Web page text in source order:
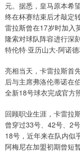
元。据悉，皇马原本希
终在杯赛结束后才敲定
雷拉斯曾在17岁时加入
隆索对球队阵容进行深
特伦特·亚历山大-阿诺德
亮相当天，卡雷拉斯首
后与主席弗洛伦蒂诺在
全新18号球衣完成官方
回顾职业生涯，卡雷拉
曾穿过33号、42号、2
18号，近年来在队内似
阿梅尼在加盟初期曾短